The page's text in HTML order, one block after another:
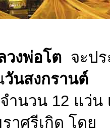
วงพ่อโต จะป
วันสงกรานต์
ำนวน 12 แว่น
าศรีเกิด โดย